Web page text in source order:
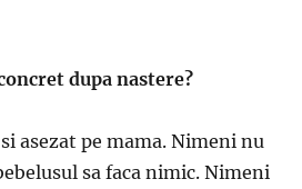
dupa nastere?
asezat pe mama. Nimeni nu
sa faca nimic. Nimeni